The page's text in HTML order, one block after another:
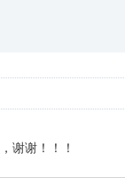
谢谢！！！